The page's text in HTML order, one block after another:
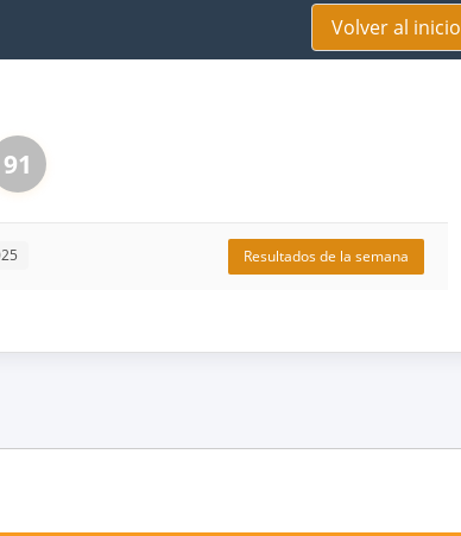
Volver al inicio
91
Resultados de la semana